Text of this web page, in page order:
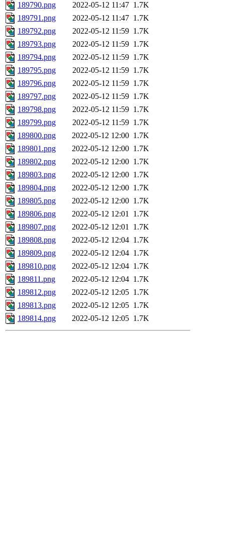
189790.png
2022-05-12 11:47 1.7K
189791.png
2022-05-12 11:47 1.7K
189792.png
2022-05-12 11:59 1.7K
189793.png
2022-05-12 11:59 1.7K
189794.png
2022-05-12 11:59 1.7K
189795.png
2022-05-12 11:59 1.7K
189796.png
2022-05-12 11:59 1.7K
189797.png
2022-05-12 11:59 1.7K
189798.png
2022-05-12 11:59 1.7K
189799.png
2022-05-12 11:59 1.7K
189800.png
2022-05-12 12:00 1.7K
189801.png
2022-05-12 12:00 1.7K
189802.png
2022-05-12 12:00 1.7K
189803.png
2022-05-12 12:00 1.7K
189804.png
2022-05-12 12:00 1.7K
189805.png
2022-05-12 12:00 1.7K
189806.png
2022-05-12 12:01 1.7K
189807.png
2022-05-12 12:01 1.7K
189808.png
2022-05-12 12:04 1.7K
189809.png
2022-05-12 12:04 1.7K
189810.png
2022-05-12 12:04 1.7K
189811.png
2022-05-12 12:04 1.7K
189812.png
2022-05-12 12:05 1.7K
189813.png
2022-05-12 12:05 1.7K
189814.png
2022-05-12 12:05 1.7K